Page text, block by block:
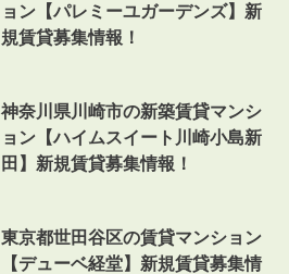
ョン【パレミーユガーデンズ】新
規賃貸募集情報！
神奈川県川崎市の新築賃貸マンシ
ョン【ハイムスイート川崎小島新
田】新規賃貸募集情報！
東京都世田谷区の賃貸マンション
【デューベ経堂】新規賃貸募集情